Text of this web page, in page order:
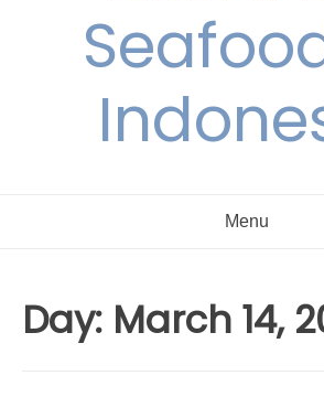
Menu
Day: March 14,